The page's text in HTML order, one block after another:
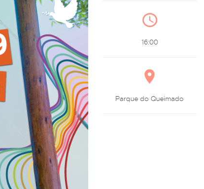
16:00
Parque do Queimado